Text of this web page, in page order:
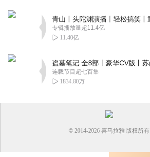
专辑播放量超11.4亿
11.40亿
连载节目超七百集
1834.80万
© 2014-2026 喜马拉雅 版权所有